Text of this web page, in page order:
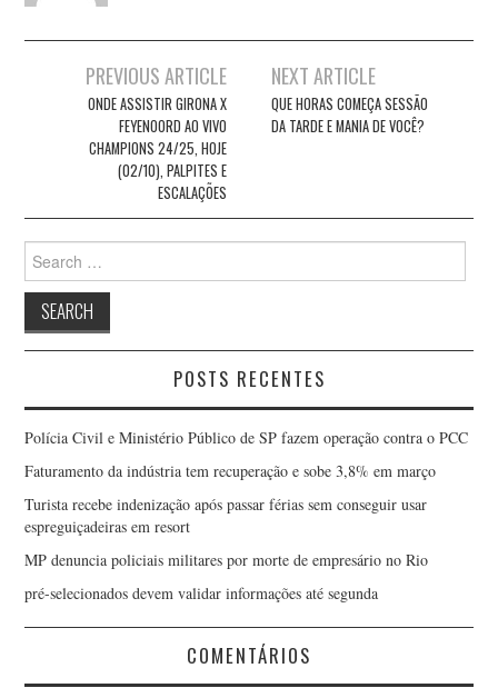
navigation
PREVIOUS ARTICLE
ONDE ASSISTIR GIRONA X
FEYENOORD AO VIVO
CHAMPIONS 24/25, HOJE
(02/10), PALPITES E
ESCALAÇÕES
NEXT ARTICLE
QUE HORAS COMEÇA SESSÃO
DA TARDE E MANIA DE VOCÊ?
Search
for:
POSTS RECENTES
Polícia Civil e Ministério Público de SP fazem operação contra o PCC
Faturamento da indústria tem recuperação e sobe 3,8% em março
Turista recebe indenização após passar férias sem conseguir usar
espreguiçadeiras em resort
MP denuncia policiais militares por morte de empresário no Rio
pré-selecionados devem validar informações até segunda
COMENTÁRIOS